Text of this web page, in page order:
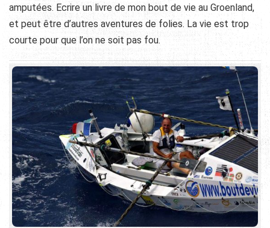
amputées. Ecrire un livre de mon bout de vie au Groenland,
et peut être d’autres aventures de folies. La vie est trop
courte pour que l’on ne soit pas fou.